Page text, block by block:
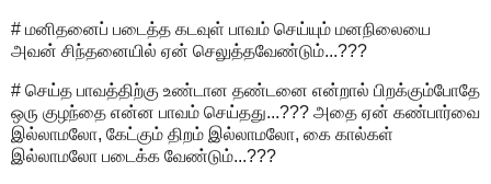
# மனிதனைப் படைத்த கடவுள் பாவம் செய்யும் மனநிலையை
அவன் சிந்தனையில் ஏன் செலுத்தவேண்டும்...???
# செய்த பாவத்திற்கு உண்டான தண்டனை என்றால் பிறக்கும்போதே
ஒரு குழந்தை என்ன பாவம் செய்தது...??? அதை ஏன் கண்பார்வை
இல்லாமலோ, கேட்கும் திறம் இல்லாமலோ, கை கால்கள்
இல்லாமலோ படைக்க வேண்டும்...???